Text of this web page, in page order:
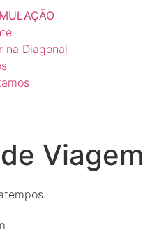
na Diagonal
Viagem